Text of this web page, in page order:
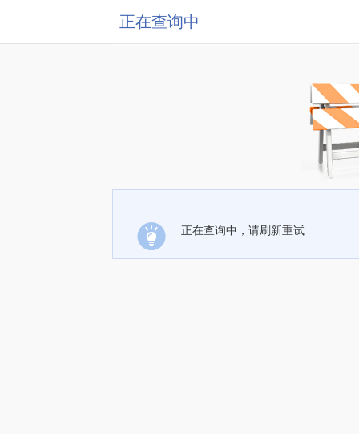
正在查询中
正在查询中，请刷新重试